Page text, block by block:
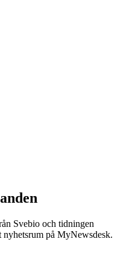
Svebio och tidningen
på MyNewsdesk.